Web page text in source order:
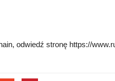
odwiedź stronę https://